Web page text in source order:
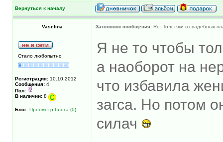
Вернуться к началу
Vaselina Заголовок сообщения: Re: Толстяки в свадебных
Стало любопытно
Регистрация: 10.10.2012
Сообщения: 4
Пол:
В наличии: 8
Блог: Просмотр блога (0)
Я не то чтобы
а наоборот на
что избавила
загса. Но потом
силач